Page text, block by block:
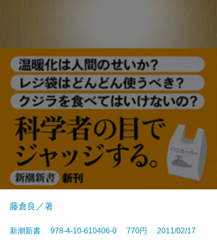
藤倉良／著
新潮新書 978-4-10-610406-0 770円 2011/02/17